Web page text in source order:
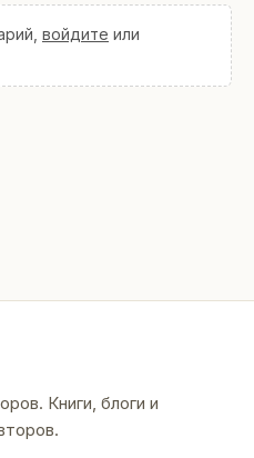
войдите или
Книги, блоги и